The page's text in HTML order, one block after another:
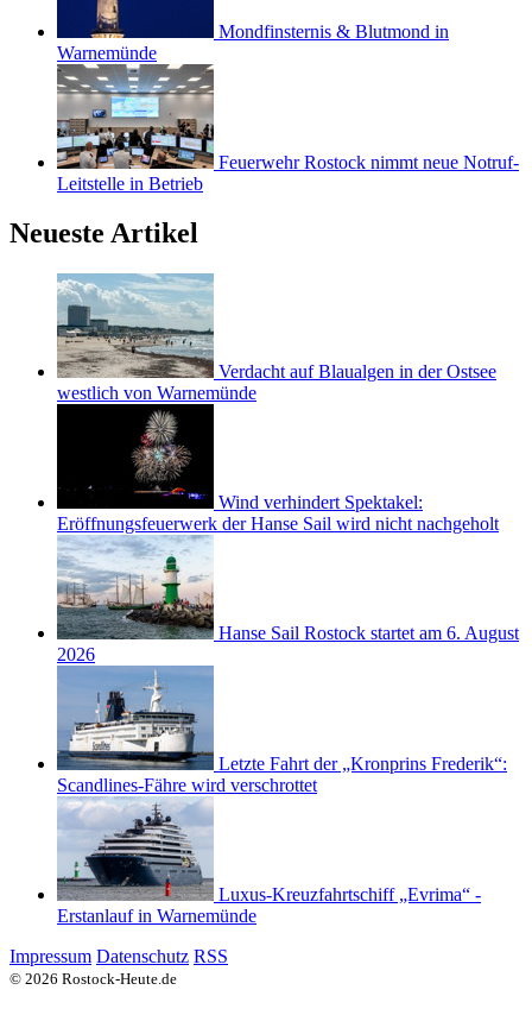
Mondfinsternis & Blutmond in
Warnemünde
Feuerwehr Rostock nimmt neue Notruf-
Leitstelle in Betrieb
Neueste Artikel
Verdacht auf Blaualgen in der Ostsee
westlich von Warnemünde
Wind verhindert Spektakel:
Eröffnungsfeuerwerk der Hanse Sail wird nicht nachgeholt
Hanse Sail Rostock startet am 6. August
2026
Letzte Fahrt der „Kronprins Frederik“:
Scandlines-Fähre wird verschrottet
Luxus-Kreuzfahrtschiff „Evrima“ -
Erstanlauf in Warnemünde
Impressum Datenschutz RSS
© 2026 Rostock-Heute.de